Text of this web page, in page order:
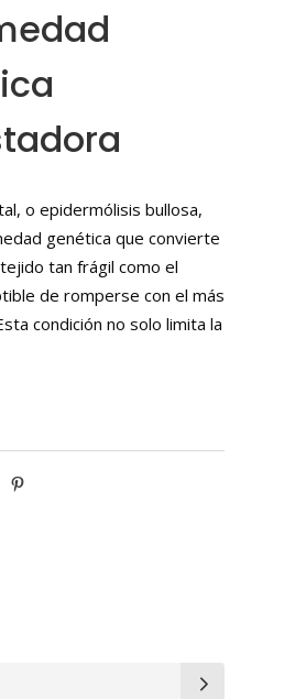
o epidermólisis bullosa,
genética que convierte
tan frágil como el
de romperse con el más
condición no solo limita la